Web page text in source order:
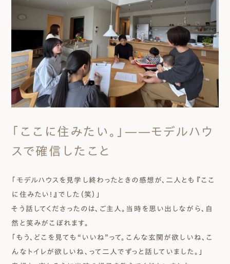
「ここに住みたい。」——モデルハウ
スで確信したこと
「モデルハウスを見学し終わったときの感想が、二人とも『ここ
に住みたい！』でした（笑）」
そう話してくださったのは、ご主人。当時を思い出しながら、自
然と笑みがこぼれます。
「もう、どこを見ても“いいね”って。こんな玄関が欲しいね、こ
んなトイレが欲しいね、って二人でずっと話していました。」